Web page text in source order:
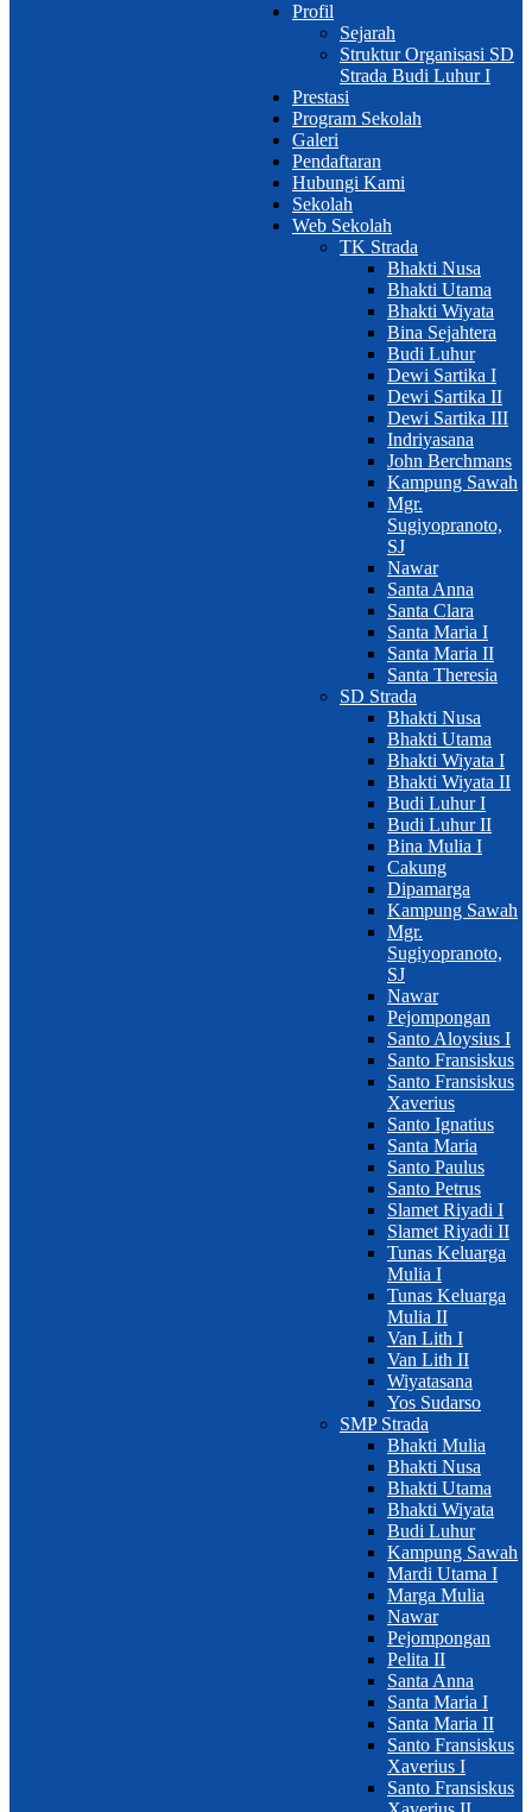
Profil
Sejarah
Struktur Organisasi SD
Strada Budi Luhur I
Prestasi
Program Sekolah
Galeri
Pendaftaran
Hubungi Kami
Sekolah
Web Sekolah
TK Strada
Bhakti Nusa
Bhakti Utama
Bhakti Wiyata
Bina Sejahtera
Budi Luhur
Dewi Sartika I
Dewi Sartika II
Dewi Sartika III
Indriyasana
John Berchmans
Kampung Sawah
Mgr.
Sugiyopranoto,
SJ
Nawar
Santa Anna
Santa Clara
Santa Maria I
Santa Maria II
Santa Theresia
SD Strada
Bhakti Nusa
Bhakti Utama
Bhakti Wiyata I
Bhakti Wiyata II
Budi Luhur I
Budi Luhur II
Bina Mulia I
Cakung
Dipamarga
Kampung Sawah
Mgr.
Sugiyopranoto,
SJ
Nawar
Pejompongan
Santo Aloysius I
Santo Fransiskus
Santo Fransiskus
Xaverius
Santo Ignatius
Santa Maria
Santo Paulus
Santo Petrus
Slamet Riyadi I
Slamet Riyadi II
Tunas Keluarga
Mulia I
Tunas Keluarga
Mulia II
Van Lith I
Van Lith II
Wiyatasana
Yos Sudarso
SMP Strada
Bhakti Mulia
Bhakti Nusa
Bhakti Utama
Bhakti Wiyata
Budi Luhur
Kampung Sawah
Mardi Utama I
Marga Mulia
Nawar
Pejompongan
Pelita II
Santa Anna
Santa Maria I
Santa Maria II
Santo Fransiskus
Xaverius I
Santo Fransiskus